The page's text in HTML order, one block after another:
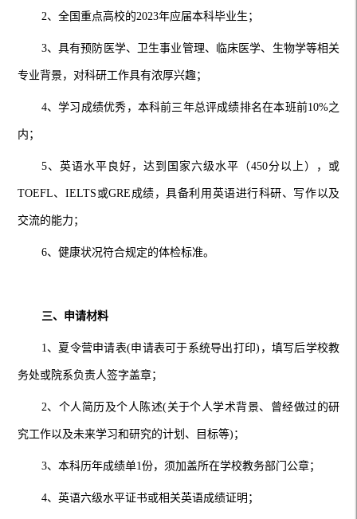
2、全国重点高校的2023年应届本科毕业生；
3、具有预防医学、卫生事业管理、临床医学、生物学等相关
专业背景，对科研工作具有浓厚兴趣；
4、学习成绩优秀，本科前三年总评成绩排名在本班前10%之
内；
5、英语水平良好，达到国家六级水平（450分以上），或
TOEFL、IELTS或GRE成绩，具备利用英语进行科研、写作以及
交流的能力；
6、健康状况符合规定的体检标准。
三、申请材料
1、夏令营申请表(申请表可于系统导出打印)，填写后学校教
务处或院系负责人签字盖章；
2、个人简历及个人陈述(关于个人学术背景、曾经做过的研
究工作以及未来学习和研究的计划、目标等)；
3、本科历年成绩单1份，须加盖所在学校教务部门公章；
4、英语六级水平证书或相关英语成绩证明；